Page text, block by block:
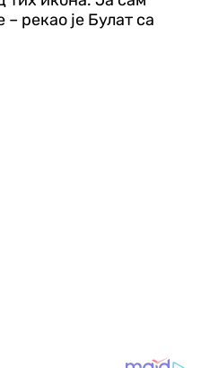
– рекао је Булат са